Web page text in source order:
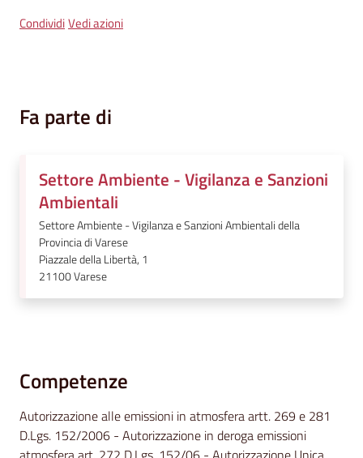
Seguici
CondividiVedi azioni
Fa parte di
Settore Ambiente - Vigilanza e Sanzioni
Ambientali
Settore Ambiente - Vigilanza e Sanzioni Ambientali della
Provincia di Varese
Piazzale della Libertà, 1
21100Varese
Competenze
Autorizzazione alle emissioni in atmosfera artt. 269 e 281
D.Lgs. 152/2006 - Autorizzazione in deroga emissioni